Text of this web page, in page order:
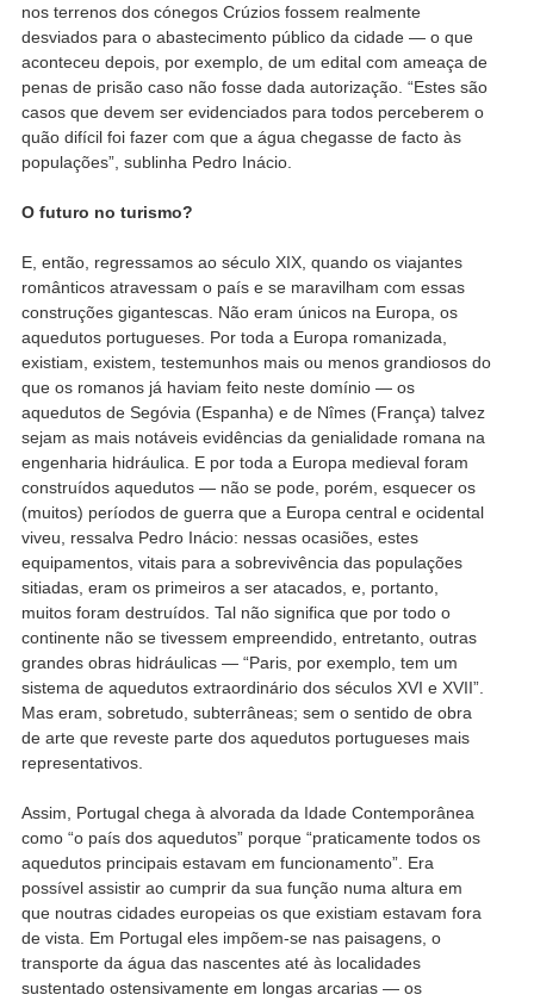
nos terrenos dos cónegos Crúzios fossem realmente
desviados para o abastecimento público da cidade — o que
aconteceu depois, por exemplo, de um edital com ameaça de
penas de prisão caso não fosse dada autorização. “Estes são
casos que devem ser evidenciados para todos perceberem o
quão difícil foi fazer com que a água chegasse de facto às
populações”, sublinha Pedro Inácio.
O futuro no turismo?
E, então, regressamos ao século XIX, quando os viajantes
românticos atravessam o país e se maravilham com essas
construções gigantescas. Não eram únicos na Europa, os
aquedutos portugueses. Por toda a Europa romanizada,
existiam, existem, testemunhos mais ou menos grandiosos do
que os romanos já haviam feito neste domínio — os
aquedutos de Segóvia (Espanha) e de Nîmes (França) talvez
sejam as mais notáveis evidências da genialidade romana na
engenharia hidráulica. E por toda a Europa medieval foram
construídos aquedutos — não se pode, porém, esquecer os
(muitos) períodos de guerra que a Europa central e ocidental
viveu, ressalva Pedro Inácio: nessas ocasiões, estes
equipamentos, vitais para a sobrevivência das populações
sitiadas, eram os primeiros a ser atacados, e, portanto,
muitos foram destruídos. Tal não significa que por todo o
continente não se tivessem empreendido, entretanto, outras
grandes obras hidráulicas — “Paris, por exemplo, tem um
sistema de aquedutos extraordinário dos séculos XVI e XVII”.
Mas eram, sobretudo, subterrâneas; sem o sentido de obra
de arte que reveste parte dos aquedutos portugueses mais
representativos.
Assim, Portugal chega à alvorada da Idade Contemporânea
como “o país dos aquedutos” porque “praticamente todos os
aquedutos principais estavam em funcionamento”. Era
possível assistir ao cumprir da sua função numa altura em
que noutras cidades europeias os que existiam estavam fora
de vista. Em Portugal eles impõem-se nas paisagens, o
transporte da água das nascentes até às localidades
sustentado ostensivamente em longas arcarias — os